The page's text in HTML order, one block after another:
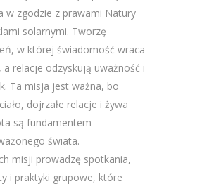
w zgodzie z prawami Natury
solarnymi. Tworzę
w której świadomość wraca
a relacje odzyskują uważność i
Ta misja jest ważna, bo
dojrzałe relacje i żywa
są fundamentem
świata.
misji prowadzę spotkania,
i praktyki grupowe, które